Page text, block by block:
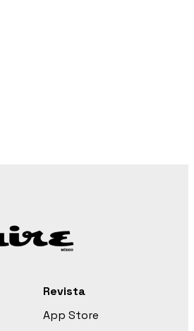
Revista
App Store